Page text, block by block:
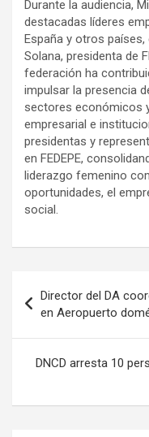
Durante la audiencia,
destacadas líderes
España y otros
Solana, presidenta de
federación ha
impulsar la presencia
sectores económicos
empresarial e
presidentas y
en FEDEPE,
liderazgo femenino
oportunidades, el
social.
de
entradas
Director del DA
en Aeropuerto
DNCD arresta 10